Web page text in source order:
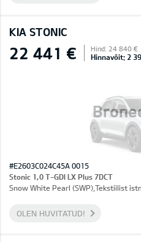
KIA STONIC
22 441 € Hind: 24 840 €
Hinnavõit: 2
#E2603C024C45A 0015
Stonic 1,0 T-GDI LX Plus 7DCT
Snow White Pearl (SWP),Tekstiilist
OLEN HUVITATUD!